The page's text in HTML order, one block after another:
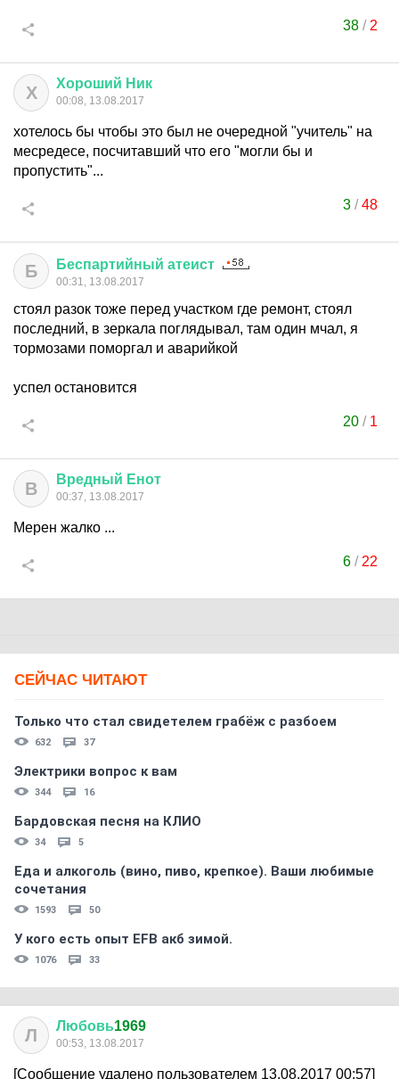
38 / 2
Х Хороший Ник
00:08, 13.08.2017
хотелось бы чтобы это был не очередной "учитель" на
месредесе, посчитавший что его "могли бы и
пропустить"...
3 /48
Б Беспартийный атеист
00:31, 13.08.2017
стоял разок тоже перед участком где ремонт, стоял
последний, в зеркала поглядывал, там один мчал, я
тормозами поморгал и аварийкой
успел остановится
20 / 1
В Вредный Енот
00:37, 13.08.2017
Мерен жалко ...
6 / 22
СЕЙЧАС ЧИТАЮТ
Только что стал свидетелем грабёж с разбоем
632 37
Электрики вопрос к вам
344 16
Бардовская песня на КЛИО
34 5
Еда и алкоголь (вино, пиво, крепкое). Ваши любимые
сочетания
1593 50
У кого есть опыт EFB акб зимой.
1076 33
Л Любовь1969
00:53, 13.08.2017
[Сообщение удалено пользователем 13.08.2017 00:57]